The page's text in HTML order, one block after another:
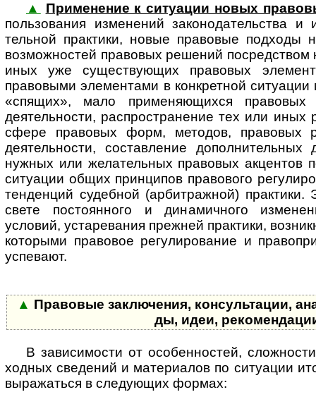
▲
Применение к ситуации новых
поль­зо­ва­ния изменений за­ко­но­да­тель­ст­ва
тель­ной практики, новые правовые подходы
возможностей правовых решений посредством
иных уже существующих пра­во­вых
правовыми элементами в конкретной ситуации
«спящих», мало применяющихся правовых
деятельности, распространение тех или иных
сфере правовых форм, методов, правовых
деятельности, составление до­пол­ни­тель­ных
нужных или желательных правовых акцентов
ситуации общих принципов правового
тенденций судебной (арбитражной) практики.
свете постоянного и динамичного
условий, устаревания прежней практики,
которыми правовое регулирование и
успевают.
▲ Правовые заключения, консультации,
ды, идеи,
В за­ви­си­мос­ти от особенностей,
ход­ных сведений и материалов по ситуации
выражаться в следующих формах: